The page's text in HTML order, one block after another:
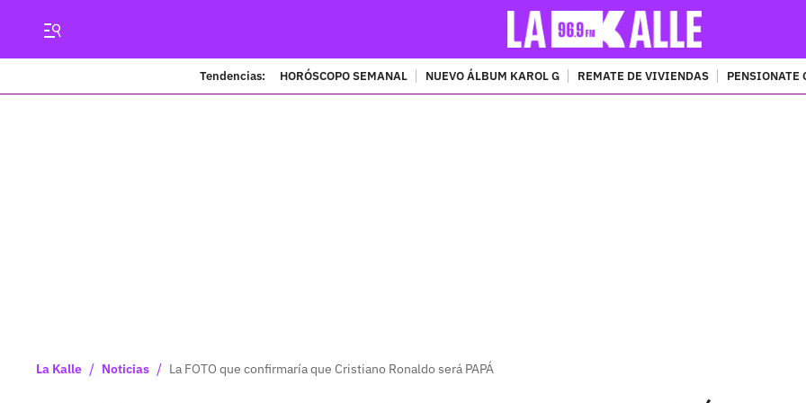
Tendencias: HORÓSCOPO SEMANAL NUEVO ÁLBUM KAROL G REMATE DE VIVIENDAS PENSIONATE
La Kalle / Noticias / La FOTO que confirmaría que Cristiano Ronaldo será PAPÁ